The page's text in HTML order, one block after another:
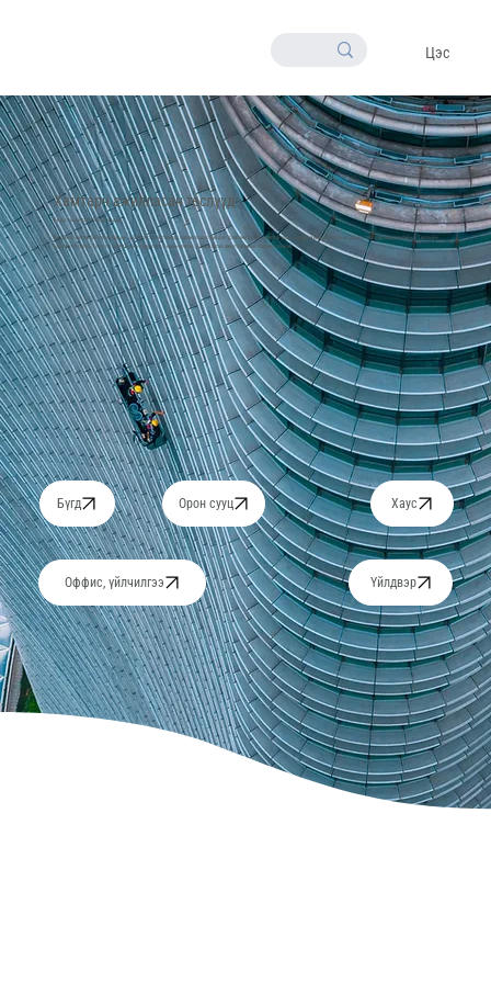
Цэс
Бүгд Орон сууц Хаус
Оффис, үйлчилгээ Үйлдвэр
Хамтарч ажилласан төслүүд
Бодит шийдэл, бодит үр дүн
Бидний хүргэж буй бүтээгдэхүүн, үйлчилгээ, системүүд хэрхэн бодит байдал дээр ажиллаж, хэрэглэгчдэд үнэ цэнэ бий болгосныг дараах төслүүд харуулж байна. Төслийн
хэрэгжилт бүр нь Топологи ХХК-ийн туршлага, инженерчлэл, найдвартай ажиллагааны тод жишээ юм.